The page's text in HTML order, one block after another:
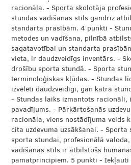
racionāla. - Sporta skolotāja
stundas vadīšanas stils gandrīz
standarta prasībām. 4 punkti -
metodes un vadīšana, pilnībā
sagatavotībai un standarta
vieta, ir daudzveidīgs inventārs. -
drošību sporta stundā. - Sporta
terminoloģiskas kļūdas. - Stundas
izvēlēti daudzveidīgi, gan katrā
- Stundas laiks izmantots racionāli,
pavadījums. - Pārkārtošanās
racionāla, viens nostādījuma veids
cita uzdevuma uzsākšanai. - Sporta
sporta stundai, profesionālā
vadīšanas stils ir atbilstošs
pamatprincipiem. 5 punkti -